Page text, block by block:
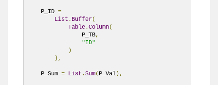
    P_ID
=
List . Buffer(
Table .Column(
                P_TB
,
"ID"
)
),
    P_Sum
= List .Sum( P_Val),